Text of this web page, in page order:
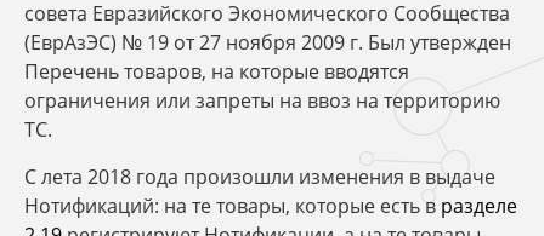
совета Евразийского Экономического Сообщества
(ЕврАзЭС) № 19 от 27 ноября 2009 г. Был утвержден
Перечень товаров, на которые вводятся
ограничения или запреты на ввоз на территорию
ТС.
С лета 2018 года произошли изменения в выдаче
Нотификаций: на те товары, которые есть в разделе